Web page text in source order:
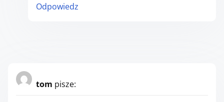
Odpowiedz
tom pisze: